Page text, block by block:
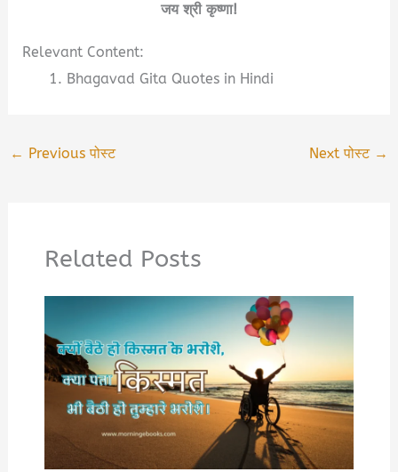
जय श्री कृष्णा!
Relevant Content:
Bhagavad Gita Quotes in Hindi
← Previous पोस्ट Next पोस्ट →
Related Posts